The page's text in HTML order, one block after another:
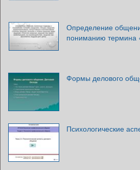
Определение
пониманию термина
Формы делового
Психологические